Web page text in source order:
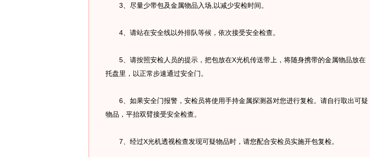
3、尽量少带包及金属物品入场,以减少安检时间。
4、请站在安全线以外排队等候，依次接受安全检查。
5、请按照安检人员的提示，把包放在X光机传送带上，将随身携带的金属物品放在
托盘里，以正常步速通过安全门。
6、如果安全门报警，安检员将使用手持金属探测器对您进行复检。请自行取出可疑
物品，平抬双臂接受安全检查。
7、经过X光机透视检查发现可疑物品时，请您配合安检员实施开包复检。